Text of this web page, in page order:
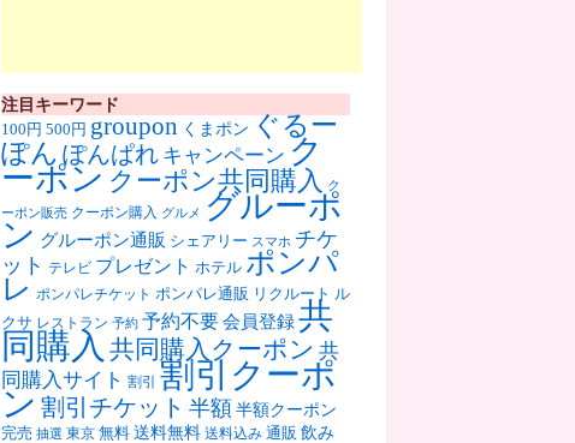
注目キーワード
100円 500円 groupon くまポン ぐるー
ぽん ぽんぱれ キャンペーン ク
ーポン クーポン共同購入 ク
ーポン販売 クーポン購入 グルメ グルーポ
ン グルーポン通販 シェアリー スマホ チケ
ット テレビ プレゼント ホテル ポンパ
レ ポンパレチケット ポンパレ通販 リクルート ル
クサ レストラン 予約 予約不要会員登録共
同購入 共同購入クーポン 共
同購入サイト 割引 割引クーポ
ン 割引チケット 半額 半額クーポン
完売 抽選 東京 無料 送料無料 送料込み 通販 飲み